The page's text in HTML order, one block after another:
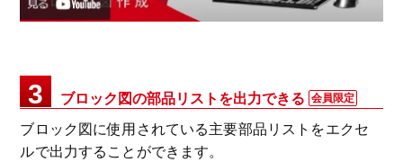
3 ブロック図の部品リストを出力できる 会員限定
ブロック図に使用されている主要部品リストをエクセ
ルで出力することができます。